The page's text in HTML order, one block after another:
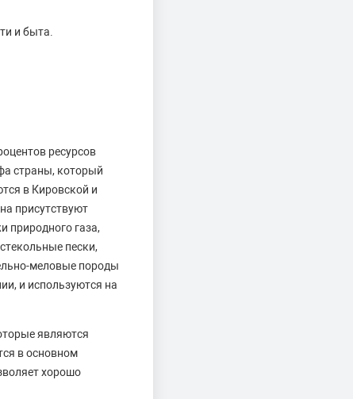
и быта.
ресурсов
страны, который
в Кировской и
присутствуют
природного газа,
пески,
меловые породы
и используются на
являются
в основном
хорошо